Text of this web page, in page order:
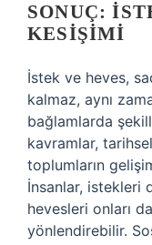
SONUÇ:
KESIŞIMI
İstek ve heves,
kalmaz, aynı
bağlamlarda
kavramlar,
toplumların
İnsanlar, istekleri
hevesleri onları
yönlendirebilir.